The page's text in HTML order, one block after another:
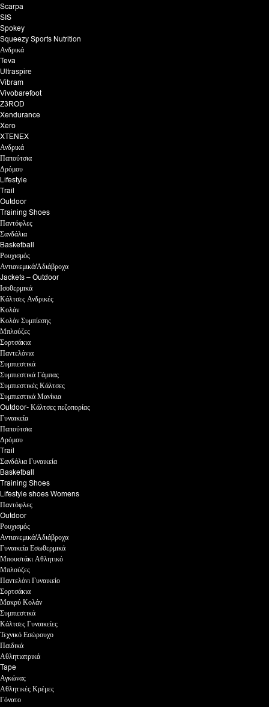
Scarpa
SIS
Spokey
Squeezy Sports Nutrition
Ανδρικά
Teva
Ultraspire
Vibram
Vivobarefoot
Z3ROD
Xendurance
Xero
XTENEX
Ανδρικά
Παπούτσια
Δρόμου
Lifestyle
Trail
Outdoor
Training Shoes
Παντόφλες
Σανδάλια
Basketball
Ρουχισμός
Αντιανεμικά/Αδιάβροχα
Jackets – Outdoor
Ισοθερμικά
Κάλτσες Ανδρικές
Κολάν
Κολάν Συμπίεσης
Μπλούζες
Σορτσάκια
Παντελόνια
Συμπιεστικά
Συμπιεστικά Γάμπας
Συμπιεστικές Κάλτσες
Συμπιεστικά Μανίκια
Outdoor- Κάλτσες πεζοπορίας
Γυναικεία
Παπούτσια
Δρόμου
Trail
Σανδάλια Γυναικεία
Basketball
Training Shoes
Lifestyle shoes Womens
Παντόφλες
Outdoor
Ρουχισμός
Αντιανεμικά/Αδιάβροχα
Γυναικεία Εσωθερμικά
Μπουστάκι Αθλητικό
Μπλούζες
Παντελόνι Γυναικείο
Σορτσάκια
Μακρύ Κολάν
Συμπιεστικά
Κάλτσες Γυναικείες
Τεχνικό Εσώρουχο
Παιδικά
Αθλητιατρικά
Tape
Αγκώνας
Αθλητικές Κρέμες
Γόνατο